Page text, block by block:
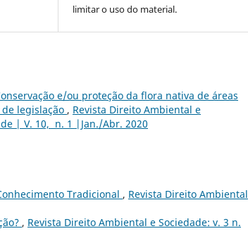
limitar o uso do material.
e/ou proteção da flora nativa de áreas
legislação , Revista Direito Ambiental e
| V. 10, n. 1 |Jan./Abr. 2020
Tradicional , Revista Direito Ambiental
, Revista Direito Ambiental e Sociedade: v. 3 n.